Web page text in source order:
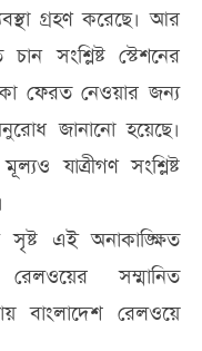
গ্রহণ করেছে। আর
সংশ্লিষ্ট স্টেশনের
ফেরত নেওয়ার জন্য
জানানো হয়েছে।
যাত্রীগণ সংশ্লিষ্ট
এই অনাকাঙ্ক্ষিত
সম্মানিত
বাংলাদেশ রেলওয়ে